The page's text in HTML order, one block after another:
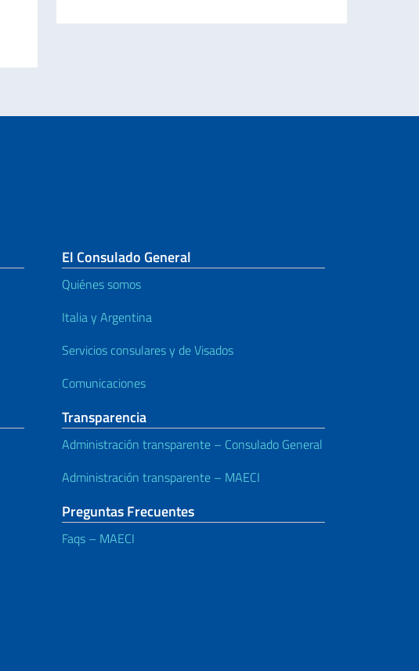
de las CIE emitidas a favor de ciudadanos mayores de 70 años
El Consulado General
Quiénes somos
Italia y Argentina
Servicios consulares y de Visados
Comunicaciones
Transparencia
Administración transparente – Consulado General
Administración transparente – MAECI
Preguntas Frecuentes
Faqs – MAECI